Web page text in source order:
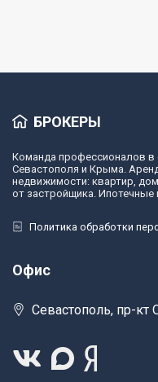
БРОКЕРЫ
Команда профессионалов
Севастополя и Крыма.
недвижимости: квартир,
от застройщика.
Политика обработки
Офис
Севастополь, пр-кт